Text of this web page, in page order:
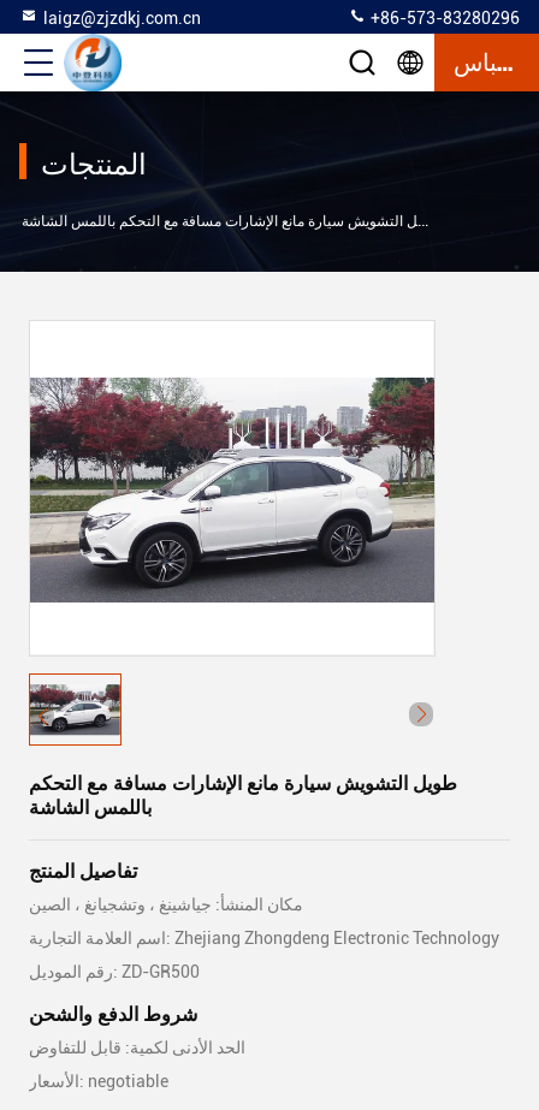
laigz@zjzdkj.com.cn +86-573-83280296
إقتباس
المنتجات
طويل التشويش سيارة مانع الإشارات مسافة مع التحكم باللمس الشاشة
طويل التشويش سيارة مانع الإشارات مسافة مع التحكم
باللمس الشاشة
تفاصيل المنتج
مكان المنشأ: جياشينغ ، وتشجيانغ ، الصين
اسم العلامة التجارية: Zhejiang Zhongdeng Electronic Technology
رقم الموديل: ZD-GR500
شروط الدفع والشحن
الحد الأدنى لكمية: قابل للتفاوض
الأسعار: negotiable